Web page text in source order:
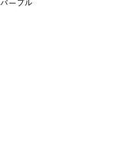
ープル